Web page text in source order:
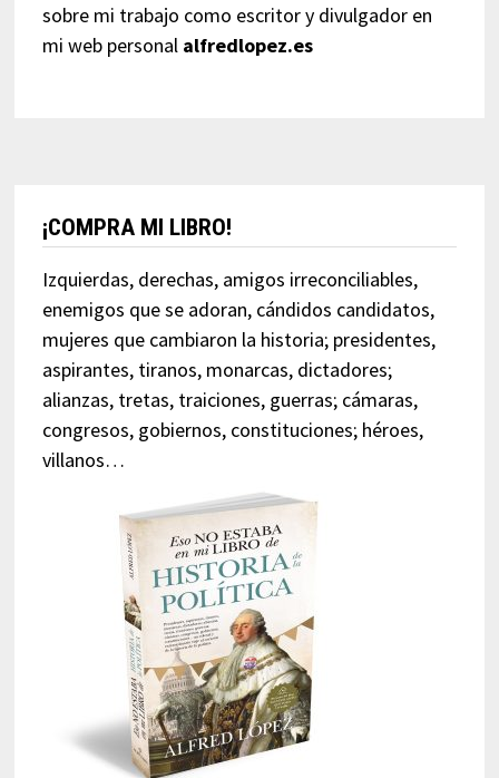
sobre mi trabajo como escritor y divulgador en
mi web personal alfredlopez.es
¡COMPRA MI LIBRO!
Izquierdas, derechas, amigos irreconciliables,
enemigos que se adoran, cándidos candidatos,
mujeres que cambiaron la historia; presidentes,
aspirantes, tiranos, monarcas, dictadores;
alianzas, tretas, traiciones, guerras; cámaras,
congresos, gobiernos, constituciones; héroes,
villanos…